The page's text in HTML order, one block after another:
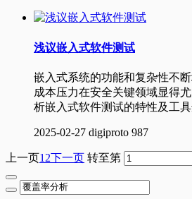
浅议嵌入式软件测试
嵌入式系统的功能和复杂性不
成本压力在安全关键领域显得
析嵌入式软件测试的特性及工具
2025-02-27 digiproto 987
上一页1 2下一页 转至第